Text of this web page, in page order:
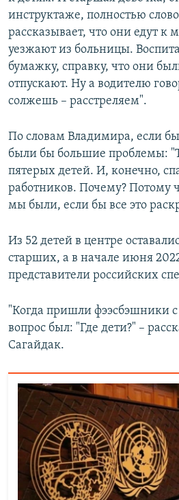
инструктаже, полностью
рассказывает, что они едут к
уезжают из больницы.
бумажку, справку, что они
отпускают. Ну а водителю
солжешь – расстреляем".
По словам Владимира, если
были бы большие проблемы:
пятерых детей. И, конечно,
работников. Почему? Потому
мы были, если бы все это
Из 52 детей в центре
старших, а в начале июня
представители российских
"Когда пришли фээсбэшники
вопрос был: "Где дети?" –
Сагайдак.